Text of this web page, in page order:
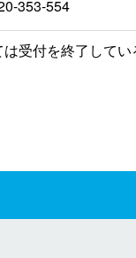
353-554
受付を終了して